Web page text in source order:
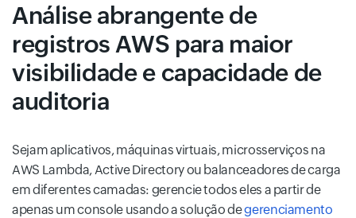
Análise abrangente de
registros AWS para maior
visibilidade e capacidade de
auditoria
Sejam aplicativos, máquinas virtuais, microsserviços na
AWS Lambda, Active Directory ou balanceadores de carga
em diferentes camadas: gerencie todos eles a partir de
apenas um console usando a solução degerenciamento